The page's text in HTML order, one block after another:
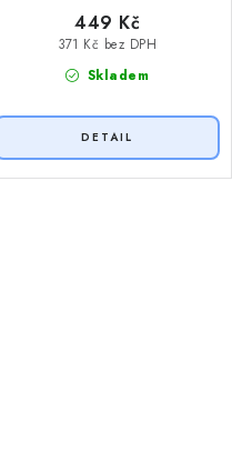
Skladem
371 Kč bez DPH
449 Kč